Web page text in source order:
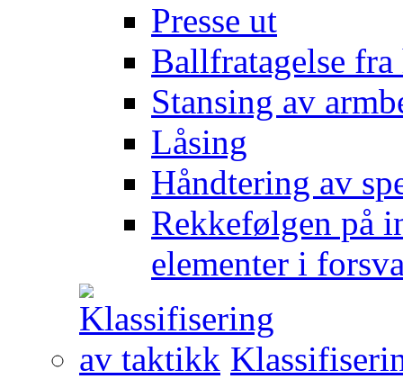
Presse ut
Ballfratagelse fra
Stansing av
Låsing
Håndtering av
Rekkefølgen på
elementer i